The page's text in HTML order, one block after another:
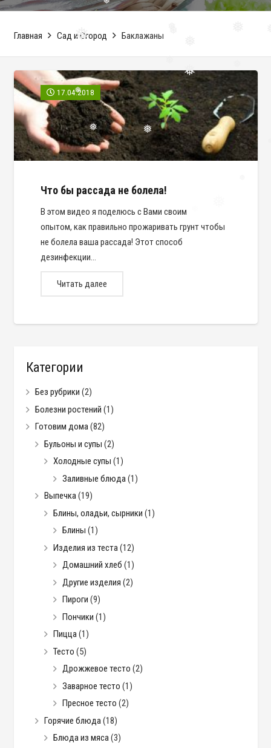
❅
❅ ❅
❅
❅
❅
❅
❅
❅
❅
Главная Сад и Огород Баклажаны
17.04.2018
Что бы рассада не болела!
В этом видео я поделюсь с Вами своим
опытом, как правильно прожаривать грунт чтобы
не болела ваша рассада! Этот способ
дезинфекции…
Читать далее
Категории
Без рубрики (2)
Болезни ростений (1)
Готовим дома(82)
Бульоны и супы (2)
Холодные супы (1)
Заливные блюда(1)
Выпечка(19)
Блины, оладьи, сырники (1)
Блины (1)
Изделия из теста(12)
Домашний хлеб (1)
Другие изделия (2)
Пироги (9)
Пончики (1)
Пицца(1)
Тесто (5)
Дрожжевое тесто (2)
Заварное тесто (1)
Пресное тесто (2)
Горячие блюда(18)
Блюда из мяса(3)